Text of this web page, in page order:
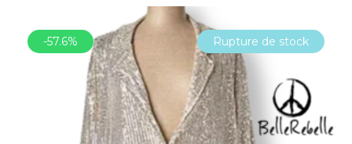
-57.6% Rupture de stock